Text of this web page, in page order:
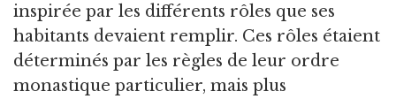
inspirée par les différents rôles que ses
habitants devaient remplir. Ces rôles étaient
déterminés par les règles de leur ordre
monastique particulier, mais plus